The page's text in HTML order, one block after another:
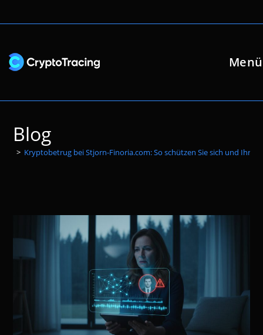
Inhalt
Menü
Blog
> Kryptobetrug bei Stjorn-Finoria.com: So schützen Sie sich und Ihr